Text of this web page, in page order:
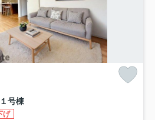
１号棟
げ